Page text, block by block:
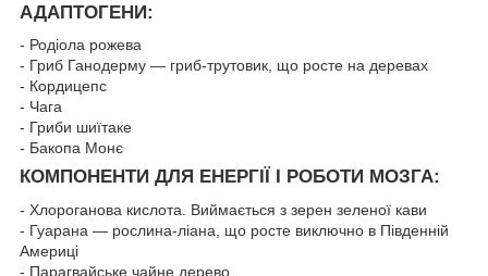
АДАПТОГЕНИ:
- Родіола рожева
- Гриб Ганодерму — гриб-трутовик, що росте на деревах
- Кордицепс
- Чага
- Гриби шиїтаке
- Бакопа Монє
КОМПОНЕНТИ ДЛЯ ЕНЕРГІЇ І РОБОТИ МОЗГА:
- Хлороганова кислота. Виймається з зерен зеленої кави
- Гуарана — рослина-ліана, що росте виключно в Південній
Америці
- Парагвайське чайне дерево